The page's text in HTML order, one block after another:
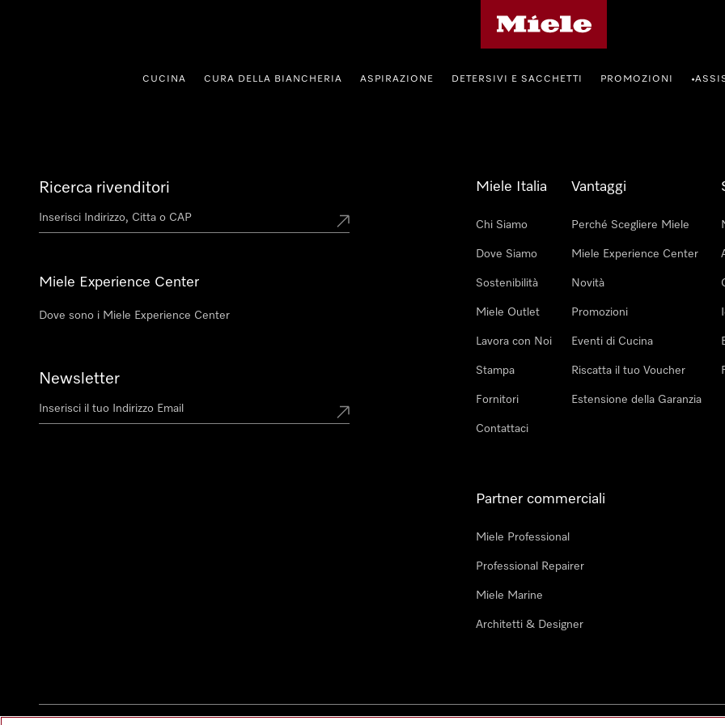
CUCINA CURA DELLA BIANCHERIA ASPIRAZIONE DETERSIVI E SACCHETTI PROMOZIONI •
Ricerca rivenditori
Miele Experience Center
Dove sono i Miele Experience Center
Newsletter
Miele Italia
Chi Siamo
Dove Siamo
Sostenibilità
Miele Outlet
Lavora con Noi
Stampa
Fornitori
Contattaci
Vantaggi
Perché Scegliere Miele
Miele Experience Center
Novità
Promozioni
Eventi di Cucina
Riscatta il tuo Voucher
Estensione della Garanzia
Partner commerciali
Miele Professional
Professional Repairer
Miele Marine
Architetti & Designer